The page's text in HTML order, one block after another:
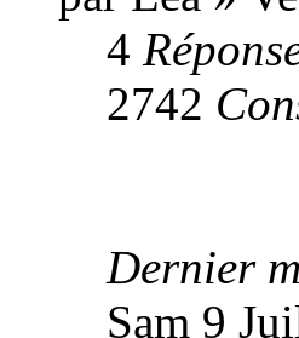
4
2742
Dernier
Sam 9